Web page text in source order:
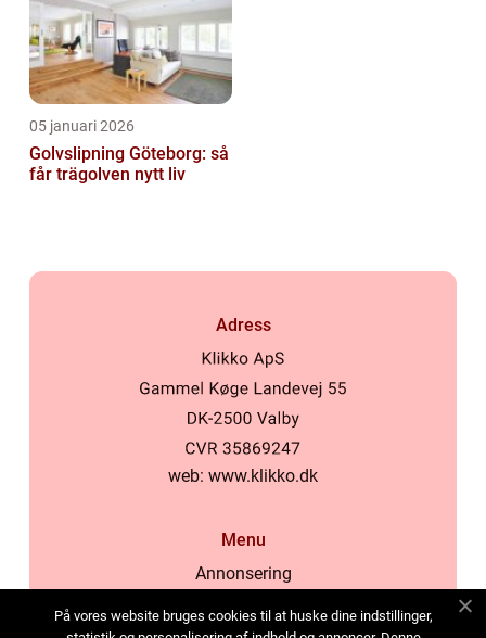
05 januari 2026
Golvslipning Göteborg: så
får trägolven nytt liv
Adress
web: www.klikko.dk
Menu
Annonsering
Cookies
På vores website bruges cookies til at huske dine indstillinger,